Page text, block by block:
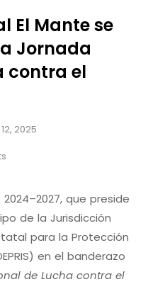
El Mante se
Jornada
contra el
2025
que preside
de la Jurisdicción
para la Protección
en el banderazo
de Lucha contra el